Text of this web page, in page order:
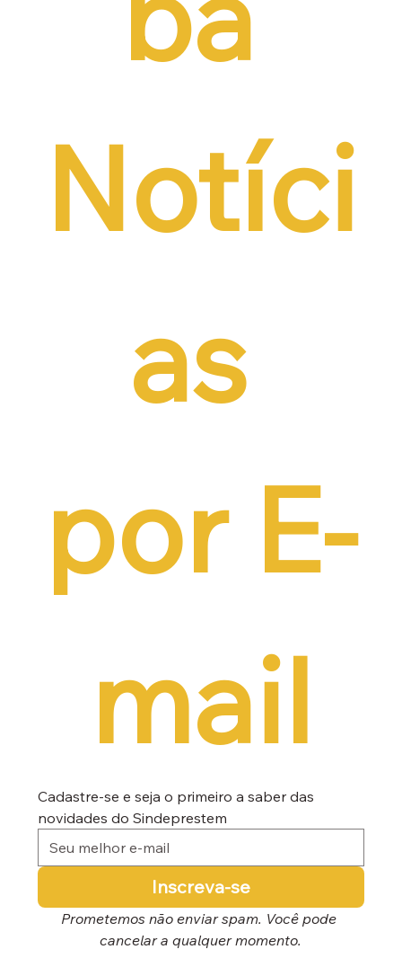
Notíci
as
por E-
mail
Cadastre-se e seja o primeiro a saber das
novidades do Sindeprestem
Inscreva-se
Prometemos não enviar spam. Você pode
cancelar a qualquer momento.